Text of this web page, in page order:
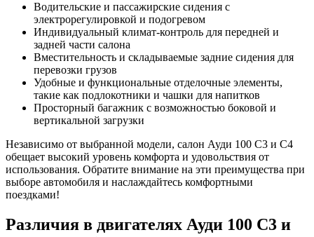
Водительские и пассажирские сидения с
электрорегулировкой и подогревом
Индивидуальный климат-контроль для передней и
задней части салона
Вместительность и складываемые задние сидения для
перевозки грузов
Удобные и функциональные отделочные элементы,
такие как подлокотники и чашки для напитков
Просторный багажник с возможностью боковой и
вертикальной загрузки
Независимо от выбранной модели, салон Ауди 100 С3 и С4
обещает высокий уровень комфорта и удовольствия от
использования. Обратите внимание на эти преимущества при
выборе автомобиля и наслаждайтесь комфортными
поездками!
Различия в двигателях Ауди 100 С3 и